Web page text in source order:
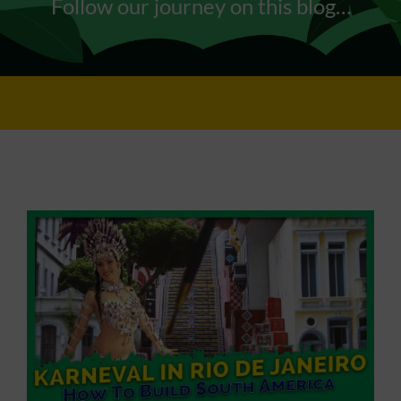
Follow our journey on this blog…